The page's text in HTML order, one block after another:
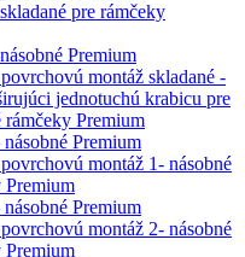
pre rámčeky
Premium
montáž skladané -
jednotuchú krabicu pre
rámčeky Premium
Premium
montáž 1- násobné
Premium
Premium
montáž 2- násobné
Premium